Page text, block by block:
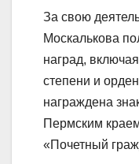
За свою
Москалькова
наград,
степени и
награждена
Пермским
«Почетный